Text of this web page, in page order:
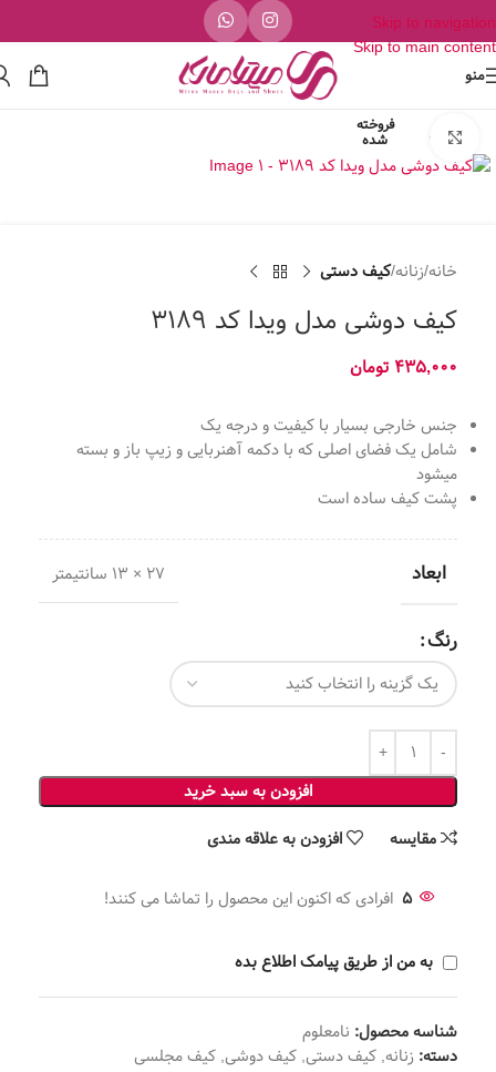
Skip to navigation
Skip to main content
منو
فروخته
شده
برای بزرگنمایی کلیک کنید
خانه زنانه کیف دستی
کیف دوشی مدل ویدا کد 3189
435,000 تومان
جنس خارجی بسیار با کیفیت و درجه یک
شامل یک فضای اصلی که با دکمه آهنربایی و زیپ باز و بسته
میشود
پشت کیف ساده است
ابعاد 27 × 13 سانتیمتر
رنگ
افزودن به سبد خرید
مقايسه
افزودن به علاقه مندی
5 افرادی که اکنون این محصول را تماشا می کنند!
به من از طریق پیامک اطلاع بده
شناسه محصول: نامعلوم
دسته: زنانه, کیف دستی, کیف دوشی, کیف مجلسی